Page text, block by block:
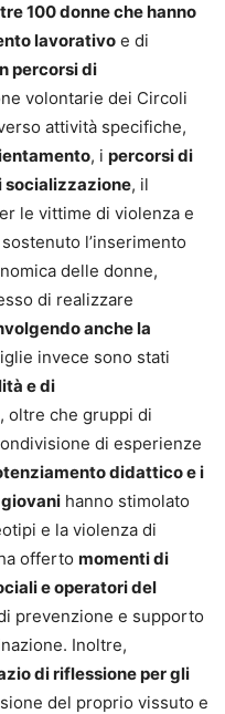
100 donne che hanno
lavorativo e di
percorsi di
volontarie dei Circoli
attività specifiche,
, i percorsi di
socializzazione, il
le vittime di violenza e
l’inserimento
delle donne,
di realizzare
anche la
invece sono stati
e di
, oltre che gruppi di
di esperienze
didattico e i
hanno stimolato
e la violenza di
offerto momenti di
e operatori del
prevenzione e supporto
Inoltre,
di riflessione per gli
del proprio vissuto e